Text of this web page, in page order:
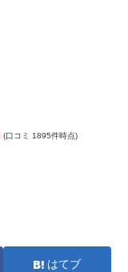
(口コミ 1895件時点)
はてブ